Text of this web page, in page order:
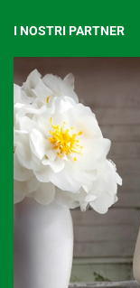
I NOSTRI PARTNER